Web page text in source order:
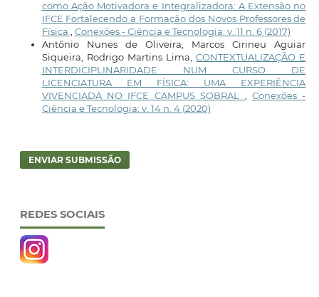
como Ação Motivadora e Integralizadora: A Extensão no
IFCE Fortalecendo a Formação dos Novos Professores de
Física , Conexões - Ciência e Tecnologia: v. 11 n. 6 (2017)
Antônio Nunes de Oliveira, Marcos Cirineu Aguiar
Siqueira, Rodrigo Martins Lima,CONTEXTUALIZAÇÃO E
INTERDICIPLINARIDADE NUM CURSO DE
LICENCIATURA EM FÍSICA: UMA EXPERIÊNCIA
VIVENCIADA NO IFCE CAMPUS SOBRAL ,Conexões -
Ciência e Tecnologia: v. 14 n. 4 (2020)
ENVIAR SUBMISSÃO
REDES SOCIAIS